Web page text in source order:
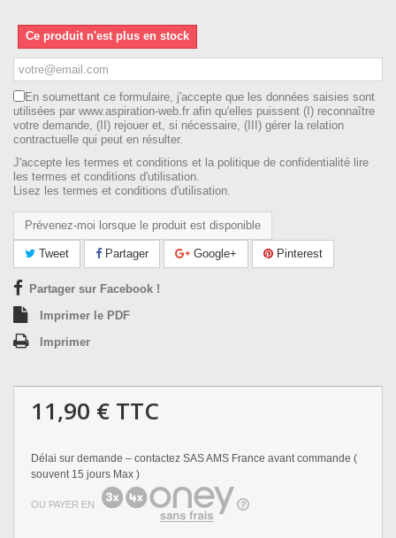
Ce produit n'est plus en stock
En soumettant ce formulaire, j'accepte que les données saisies sont
utilisées par www.aspiration-web.fr afin qu'elles puissent (I) reconnaître
votre demande, (II) rejouer et, si nécessaire, (III) gérer la relation
contractuelle qui peut en résulter.
J'accepte les termes et conditions et la politique de confidentialité lire
les termes et conditions d'utilisation.
Lisez les termes et conditions d'utilisation.
Prévenez-moi lorsque le produit est disponible
Tweet Partager Google+ Pinterest
Partager sur Facebook !
Imprimer le PDF
Imprimer
11,90 € TTC
Délai sur demande – contactez SAS AMS France avant commande (
souvent 15 jours Max )
OU PAYER EN